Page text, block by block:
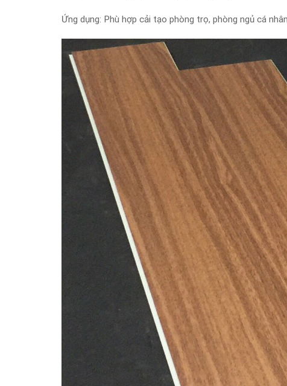
Ứng dụng: Phù hợp cải tạo phòng trọ, phòng ngủ cá